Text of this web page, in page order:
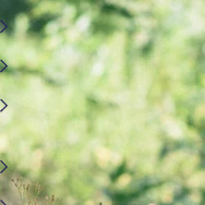
Angststörung
Stress- und
(ADHS)
Schlafstörungen